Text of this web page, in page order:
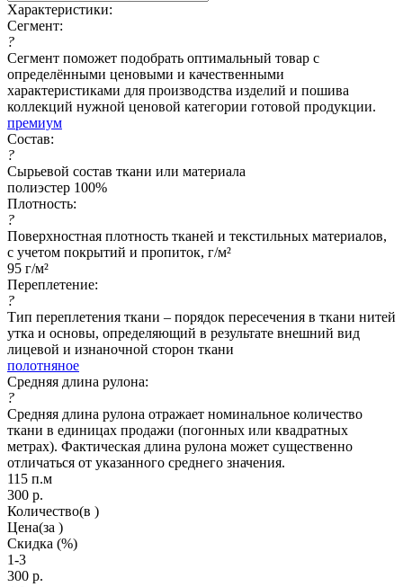
Характеристики:
Сегмент:
?
Сегмент поможет подобрать оптимальный товар с
определёнными ценовыми и качественными
характеристиками для производства изделий и пошива
коллекций нужной ценовой категории готовой продукции.
премиум
Состав:
?
Сырьевой состав ткани или материала
полиэстер 100%
Плотность:
?
Поверхностная плотность тканей и текстильных материалов,
с учетом покрытий и пропиток, г/м²
95 г/м²
Переплетение:
?
Тип переплетения ткани – порядок пересечения в ткани нитей
утка и основы, определяющий в результате внешний вид
лицевой и изнаночной сторон ткани
полотняное
Средняя длина рулона:
?
Средняя длина рулона отражает номинальное количество
ткани в единицах продажи (погонных или квадратных
метрах). Фактическая длина рулона может существенно
отличаться от указанного среднего значения.
115 п.м
300 р.
Количество(в )
Цена(за )
Скидка (%)
1-3
300 р.